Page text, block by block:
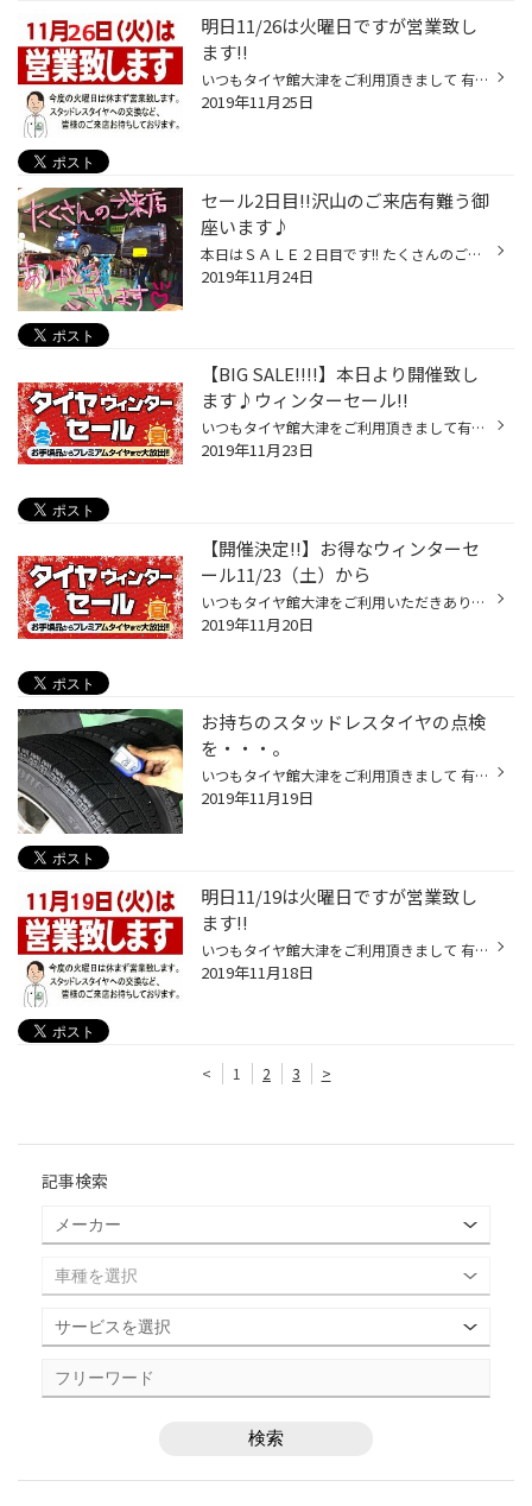
明日11/26は火曜日ですが営業致し
ます!!
いつもタイヤ館大津をご利用頂きまして 有難う御座いますヾ(*´∀`*)ﾉ 毎週火曜日を定休日とさせて頂いておりましたが 明日11/26（火）は営業させて頂きます★” 冬タイヤへの履き替えはもちろん、オイル交換や エアーチェックなどお気軽にご利用くださいませっ！ 営業時間は10：00～19：00まで！ さら...
2019年11月25日
セール2日目!!沢山のご来店有難う御
座います♪
本日はＳＡＬＥ２日目です!! たくさんのご来店本当に有難う御座います☆” 待ち時間等でご迷惑をおかけして大変申し訳ございません…。 SALE期間中もタイヤ館大津では元気いっぱいに 営業しておりますよ＼(^o^)／ タイヤの事やお車の事で少しでも心配事が御座いましたらぜひ タイヤ館大津へお任せくだ...
2019年11月24日
【BIG SALE!!!!】本日より開催致し
ます♪ウィンターセール!!
いつもタイヤ館大津をご利用頂きまして有難う御座います(∩˃o˂∩)♡ いよいよ本日11/23（土）よりSALE!!ウィンターセールを開催いたします！ とってもお得なＳＡＬＥとなっております!! ①タイヤ＆メンテナンス商品がとってもお得!! ノーマルタイヤはもちろん、これからの時期にとっても大切な スタッド...
2019年11月23日
【開催決定!!】お得なウィンターセ
ール11/23（土）から
いつもタイヤ館大津をご利用いただきありがとうございます☆” ウィンターセール開催のお知らせをいたします♪ 11/23（土）より【タイヤウィンターセール】を開催致します♪! いよいよ冬も目前！ 外もすっかり寒くなりましたよね!! みなさま冬支度はお済みですか？ まだの方はお早めに!!! スタッドレス...
2019年11月20日
お持ちのスタッドレスタイヤの点検
を・・・。
いつもタイヤ館大津をご利用頂きまして 有難う御座います(∩˃o˂∩)♡ 最近より一層冷え込みが厳しくなって来ましたね(´；Д；`) 外気温が3℃を下回る、いわゆる【寒い日】は 路面凍結の可能性が高くなってしまいます。 そんな【寒い日】が本格的に始まる前に お持ちのスタッドレスタイヤの点検を強くおす...
2019年11月19日
明日11/19は火曜日ですが営業致し
ます!!
いつもタイヤ館大津をご利用頂きまして 有難う御座いますヾ(*´∀`*)ﾉ 毎週火曜日を定休日とさせて頂いておりましたが 明日11/19（火）は営業させて頂きます★” 冬タイヤへの履き替えはもちろん、オイル交換や エアーチェックなどお気軽にご利用くださいませっ！ 営業時間は10：00～19：00まで！ さら...
2019年11月18日
< 1 2 3 >
記事検索